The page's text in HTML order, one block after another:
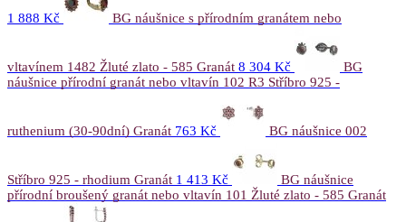
1 888 Kč BG náušnice s přírodním granátem nebo
vltavínem 1482 Žluté zlato - 585 Granát 8 304 Kč
BG
náušnice přírodní granát nebo vltavín 102 R3 Stříbro 925 -
ruthenium (30-90dní) Granát 763 Kč BG náušnice 002
Stříbro 925 - rhodium Granát 1 413 Kč
BG náušnice
přírodní broušený granát nebo vltavín 101 Žluté zlato - 585 Granát